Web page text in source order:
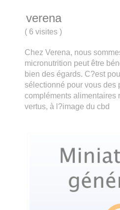
verena
( 6 visites)
Chez Verena, nous
micronutrition peut être
bien des égards. C?est
sélectionné pour vous des
compléments alimentaires
vertus, à l?image du cbd